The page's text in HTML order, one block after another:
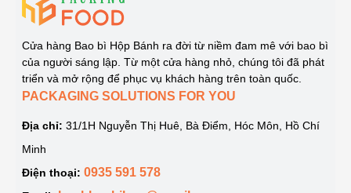
Cửa hàng Bao bì Hộp Bánh ra đời từ niềm đam mê với bao bì
của người sáng lập. Từ một cửa hàng nhỏ, chúng tôi đã phát
triển và mở rộng để phục vụ khách hàng trên toàn quốc.
PACKAGING SOLUTIONS FOR YOU
Địa chỉ: 31/1H Nguyễn Thị Huê, Bà Điểm, Hóc Môn, Hồ Chí
Minh
Điện thoại: 0935 591 578